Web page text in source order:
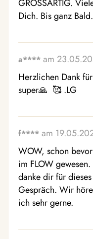
GROSSARTIG.
Dich. Bis ganz
a**** am
Herzlichen Dank
super🙏  🥰 .LG
f**** am
WOW, schon
im FLOW
danke dir für
Gespräch. Wir
ich sehr gerne.